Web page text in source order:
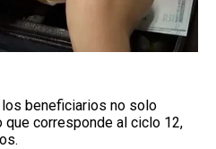
beneficiarios no solo
corresponde al ciclo 12,